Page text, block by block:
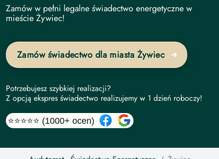
Świadectwo Energetyczne undefined
Zamów w pełni legalne świadectwo energetyczne w
mieście Żywiec!
Zamów świadectwo dla miasta Żywiec
Potrzebujesz szybkiej realizacji?
Z opcją ekspres świadectwo realizujemy w 1 dzień roboczy!
⭐⭐⭐⭐⭐ (1000+ ocen)